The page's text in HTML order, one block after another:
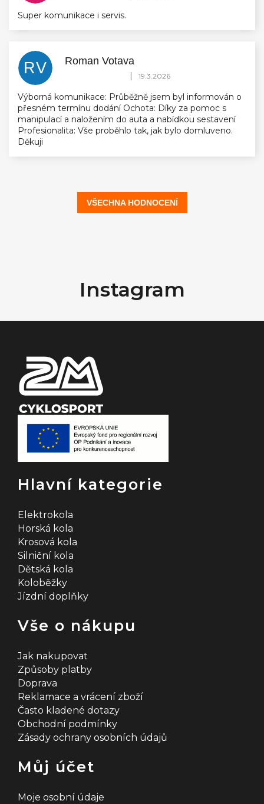
Super komunikace i servis.
RV Roman Votava
Hodnocení obchodu je 5 z 5 hvězdiček.
| 19.3.2026
Výborná komunikace: Průběžně jsem byl informován o
přesném termínu dodání Ochota: Díky za pomoc s
manipulací a naložením do auta a nabídkou sestavení
Profesionalita: Vše proběhlo tak, jak bylo domluveno.
Děkuji
VŠECHNA HODNOCENÍ
t
Instagram
Hlavní kategorie
Elektrokola
Horská kola
Krosová kola
Silniční kola
Dětská kola
Koloběžky
Jízdní doplňky
Vše o nákupu
Jak nakupovat
Způsoby platby
Doprava
Reklamace a vrácení zboží
Často kladené dotazy
Obchodní podmínky
Zásady ochrany osobních údajů
Můj účet
Moje osobní údaje